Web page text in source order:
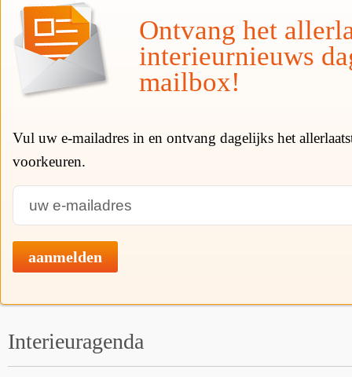
Ontvang het
interieurnieuws
mailbox!
Vul uw e-mailadres in en ontvang dagelijks het
voorkeuren.
aanmelden
Interieuragenda